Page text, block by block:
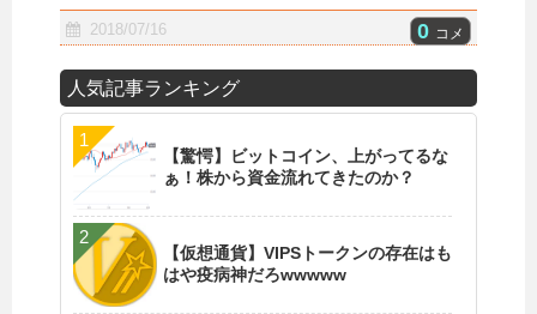
2018/07/16 0 コメ
人気記事ランキング
【驚愕】ビットコイン、上がってるな
ぁ！株から資金流れてきたのか？
【仮想通貨】VIPSトークンの存在はも
はや疫病神だろwwwww